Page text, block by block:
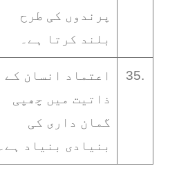
پرندوں کی طرح
بلند کرتا ہے۔
اعتماد انسان کے
ذاتیت میں چھپی
گمان داری کی
بنیادی بنیاد ہے۔
35.